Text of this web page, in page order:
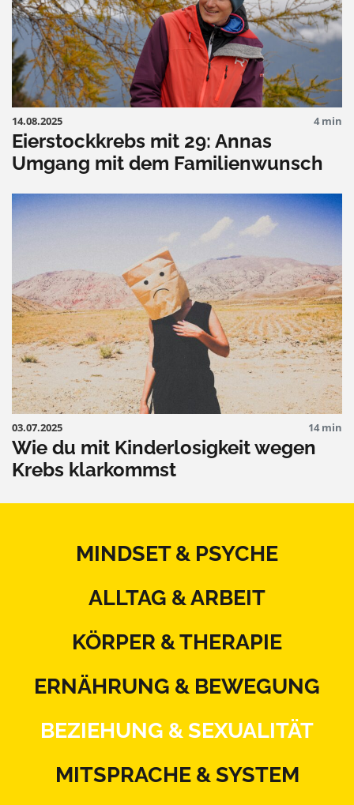
14.08.2025 4 min
Eierstockkrebs mit 29: Annas
Umgang mit dem Familienwunsch
03.07.2025 14 min
Wie du mit Kinderlosigkeit wegen
Krebs klarkommst
MINDSET & PSYCHE
ALLTAG & ARBEIT
KÖRPER & THERAPIE
ERNÄHRUNG & BEWEGUNG
BEZIEHUNG & SEXUALITÄT
MITSPRACHE & SYSTEM